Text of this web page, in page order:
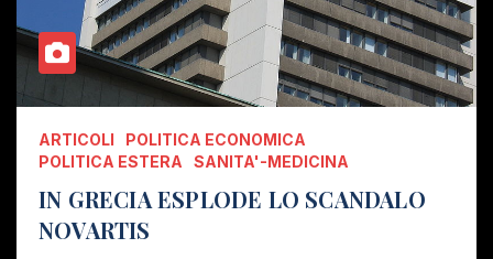
ARTICOLI
POLITICA ECONOMICA
POLITICA ESTERA
SANITA'-MEDICINA
IN GRECIA ESPLODE LO SCANDALO
NOVARTIS